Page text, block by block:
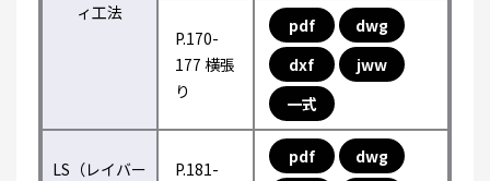
ィ工法
P.170-
177 横張
り
pdf
dwg
dxf
jww
一式
LS（レイバー
P.181-
pdf
dwg